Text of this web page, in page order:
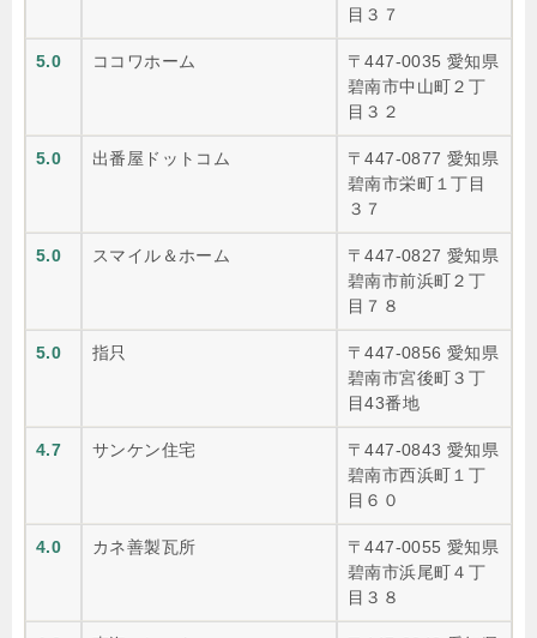
目３７
5.0 ココワホーム
〒447-0035 愛知県
碧南市中山町２丁
目３２
5.0 出番屋ドットコム
〒447-0877 愛知県
碧南市栄町１丁目
３７
5.0 スマイル＆ホーム
〒447-0827 愛知県
碧南市前浜町２丁
目７８
5.0 指只
〒447-0856 愛知県
碧南市宮後町３丁
目43番地
4.7 サンケン住宅
〒447-0843 愛知県
碧南市西浜町１丁
目６０
4.0 カネ善製瓦所
〒447-0055 愛知県
碧南市浜尾町４丁
目３８